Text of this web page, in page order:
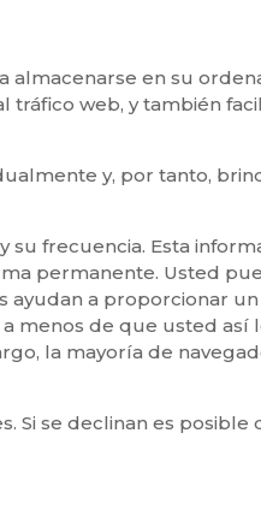
almacenarse en su
tráfico web, y también
y, por tanto,
frecuencia. Esta
permanente. Usted
ayudan a proporcionar
menos de que usted así
la mayoría de
Si se declinan es posible